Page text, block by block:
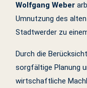
Wolfgang Weber
Umnutzung des
Stadtwerder zu
Durch die
sorgfältige Planung
wirtschaftliche